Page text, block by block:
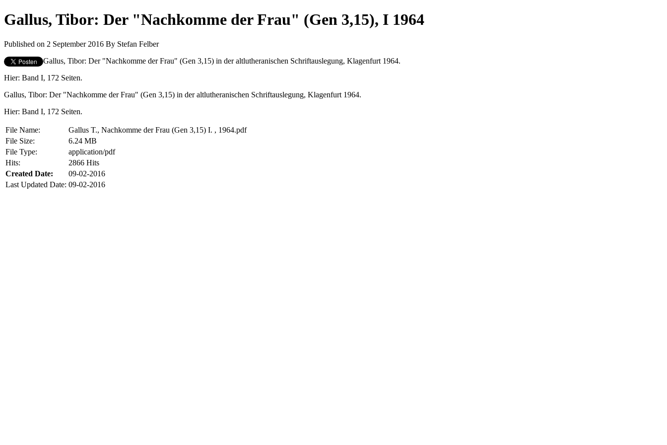
Gallus, Tibor: Der "Nachkomme der Frau" (Gen 3,15), I 1964
Published on 2 September 2016 By Stefan Felber
Gallus, Tibor: Der "Nachkomme der Frau" (Gen 3,15) in der altlutheranischen Schriftauslegung, Klagenfurt 1964.
Hier: Band I, 172 Seiten.
Gallus, Tibor: Der "Nachkomme der Frau" (Gen 3,15) in der altlutheranischen Schriftauslegung, Klagenfurt 1964.
Hier: Band I, 172 Seiten.
File Name:
Gallus T., Nachkomme der Frau (Gen 3,15) I. , 1964.pdf
File Size:
6.24 MB
File Type:
application/pdf
Hits:
2866 Hits
Created Date:
09-02-2016
Last Updated Date: 09-02-2016